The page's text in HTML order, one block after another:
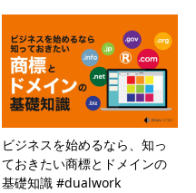
ビジネスを始めるなら、知っ
ておきたい商標とドメインの
基礎知識 #dualwork